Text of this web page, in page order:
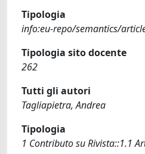
Tipologia
info:eu-repo/semantics/
Tipologia sito docente
262
Tutti gli autori
Tagliapietra, Andrea
Tipologia
1 Contributo su Rivista::1.1